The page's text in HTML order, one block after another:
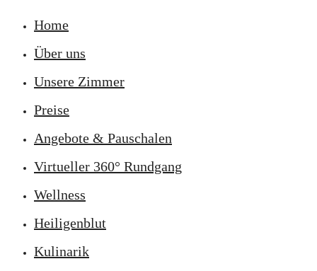
Home
Über uns
Unsere Zimmer
Preise
Angebote & Pauschalen
Virtueller 360° Rundgang
Wellness
Heiligenblut
Kulinarik